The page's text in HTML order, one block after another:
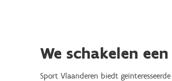
We schakelen
Sport Vlaanderen biedt